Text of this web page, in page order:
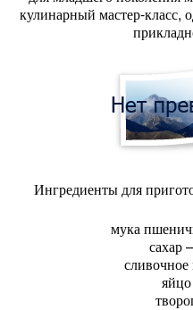
кулинарный мастер-класс,
Ингредиенты для
мука
сахар